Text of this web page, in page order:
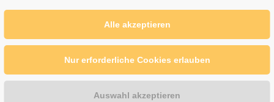
support for our customers
8:00am - 5:00pm
info@yourdomain.com